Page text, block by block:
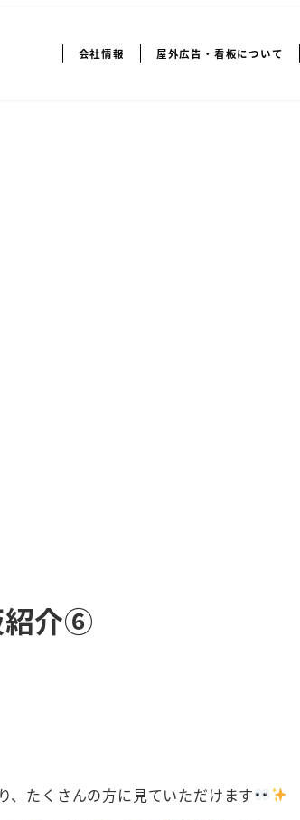
会社情報 屋外広告・看板について
紹介⑥
、たくさんの方に見ていただけます